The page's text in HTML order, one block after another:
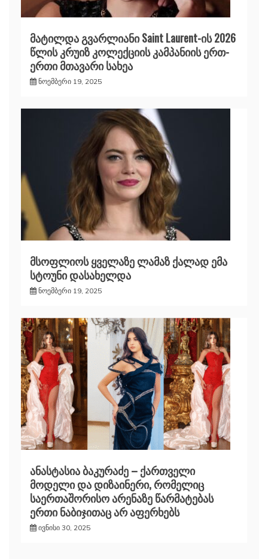
მატილდა გვარლიანი Saint Laurent-ის 2026
წლის კრუიზ კოლექციის კამპანიის ერთ-
ერთი მთავარი სახეა
ნოემბერი 19, 2025
მსოფლიოს ყველაზე ლამაზ ქალად ემა
სტოუნი დასახელდა
ნოემბერი 19, 2025
ანასტასია ბაკურაძე – ქართველი
მოდელი და დიზაინერი, რომელიც
საერთაშორისო არენაზე წარმატებას
ერთი ნაბიჯითაც არ აფერხებს
ივნისი 30, 2025